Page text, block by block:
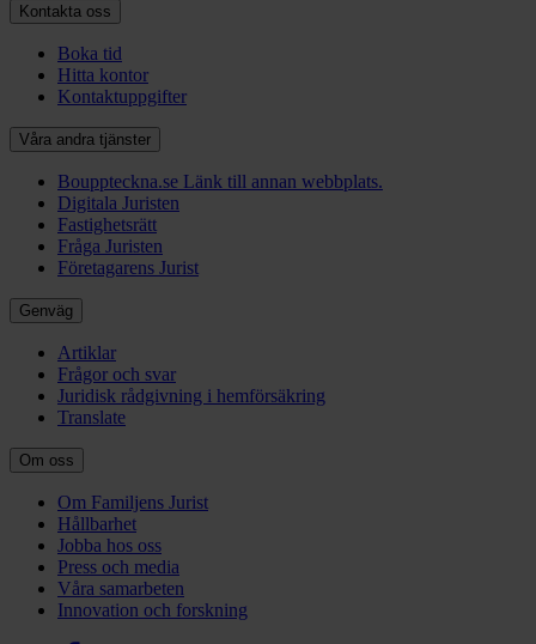
Kontakta oss
Boka tid
Hitta kontor
Kontaktuppgifter
Våra andra tjänster
Bouppteckna.se Länk till annan webbplats.
Digitala Juristen
Fastighetsrätt
Fråga Juristen
Företagarens Jurist
Genväg
Artiklar
Frågor och svar
Juridisk rådgivning i hemförsäkring
Translate
Om oss
Om Familjens Jurist
Hållbarhet
Jobba hos oss
Press och media
Våra samarbeten
Innovation och forskning